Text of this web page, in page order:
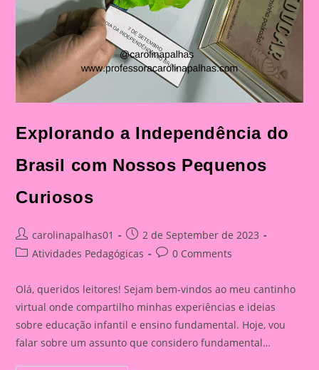
Explorando a Independência do
Brasil com Nossos Pequenos
Curiosos
Post
author:
carolinapalhas01
Post
published:
2 de September de 2023
PostAtividades Pedagógicas
Post0 Comments
Olá, queridos leitores! Sejam bem-vindos ao meu cantinho
virtual onde compartilho minhas experiências e ideias
sobre educação infantil e ensino fundamental. Hoje, vou
falar sobre um assunto que considero fundamental…